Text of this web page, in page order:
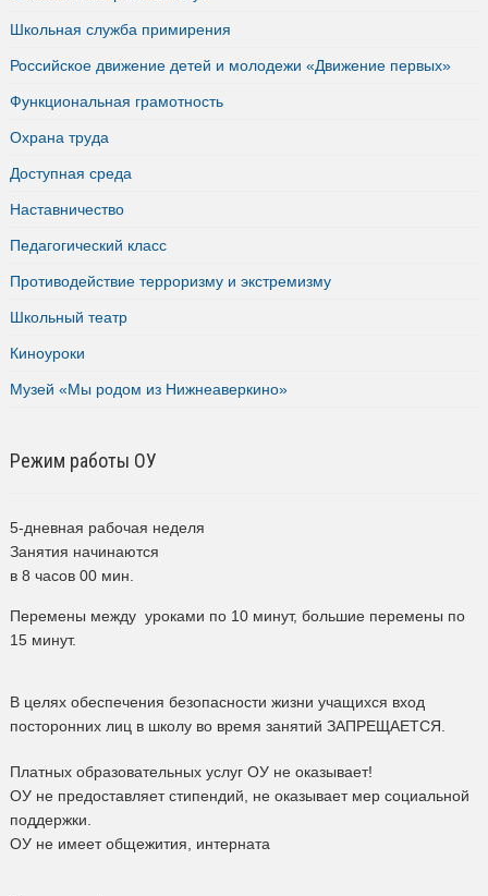
Школьная служба примирения
Российское движение детей и молодежи «Движение первых»
Функциональная грамотность
Охрана труда
Доступная среда
Наставничество
Педагогический класс
Противодействие терроризму и экстремизму
Школьный театр
Киноуроки
Музей «Мы родом из Нижнеаверкино»
Режим работы ОУ
5-дневная рабочая неделя
Занятия начинаются
в 8 часов 00 мин.
Перемены между уроками по 10 минут, большие перемены по
15 минут.
В целях обеспечения безопасности жизни учащихся вход
посторонних лиц в школу во время занятий ЗАПРЕЩАЕТСЯ.
Платных образовательных услуг ОУ не оказывает!
ОУ не предоставляет стипендий, не оказывает мер социальной
поддержки.
ОУ не имеет общежития, интерната